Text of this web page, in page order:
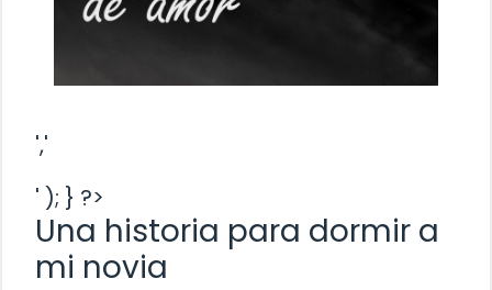
','
' ); } ?>
Una historia para dormir a
mi novia